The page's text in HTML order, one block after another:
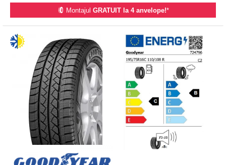
Montajul GRATUIT la 4 anvelope!*